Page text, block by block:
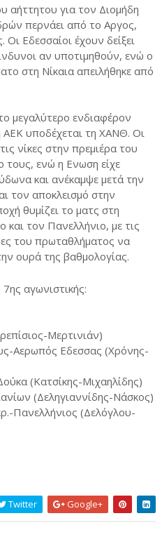
αήττητου για τον Διομήδη
περνάει από το Αργος,
Εδεσσαίοι έχουν δείξει
αν υποτιμηθούν, ενώ ο
στη Νίκαια απειλήθηκε από
μεγαλύτερο ενδιαφέρον
υποδέχεται τη ΧΑΝΘ. Οι
νίκες στην πρεμιέρα του
τους, ενώ η Ενωση είχε
και ανέκαμψε μετά την
τον αποκλεισμό στην
θυμίζει το ματς στη
τον Πανελλήνιο, με τις
του πρωταθλήματος να
ουρά της βαθμολογίας.
αγωνιστικής:
Μερτινιάν)
Αερωπός Εδεσσας (Χρόνης-
(Κατσίκης-Μιχαηλίδης)
(Δεληγιαννίδης-Νάσκος)
Πανελλήνιος (Δελόγλου-
Twitter Google+